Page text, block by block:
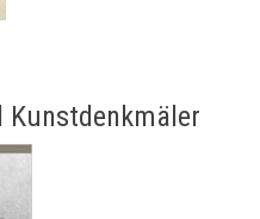
Kunstdenkmäler